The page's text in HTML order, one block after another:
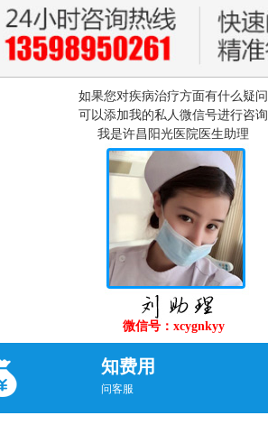
如果您对疾病治疗方面有什么疑问
可以添加我的私人微信号进行咨询
我是许昌阳光医院医生助理
微信号：xcygnkyy
知费用
问客服